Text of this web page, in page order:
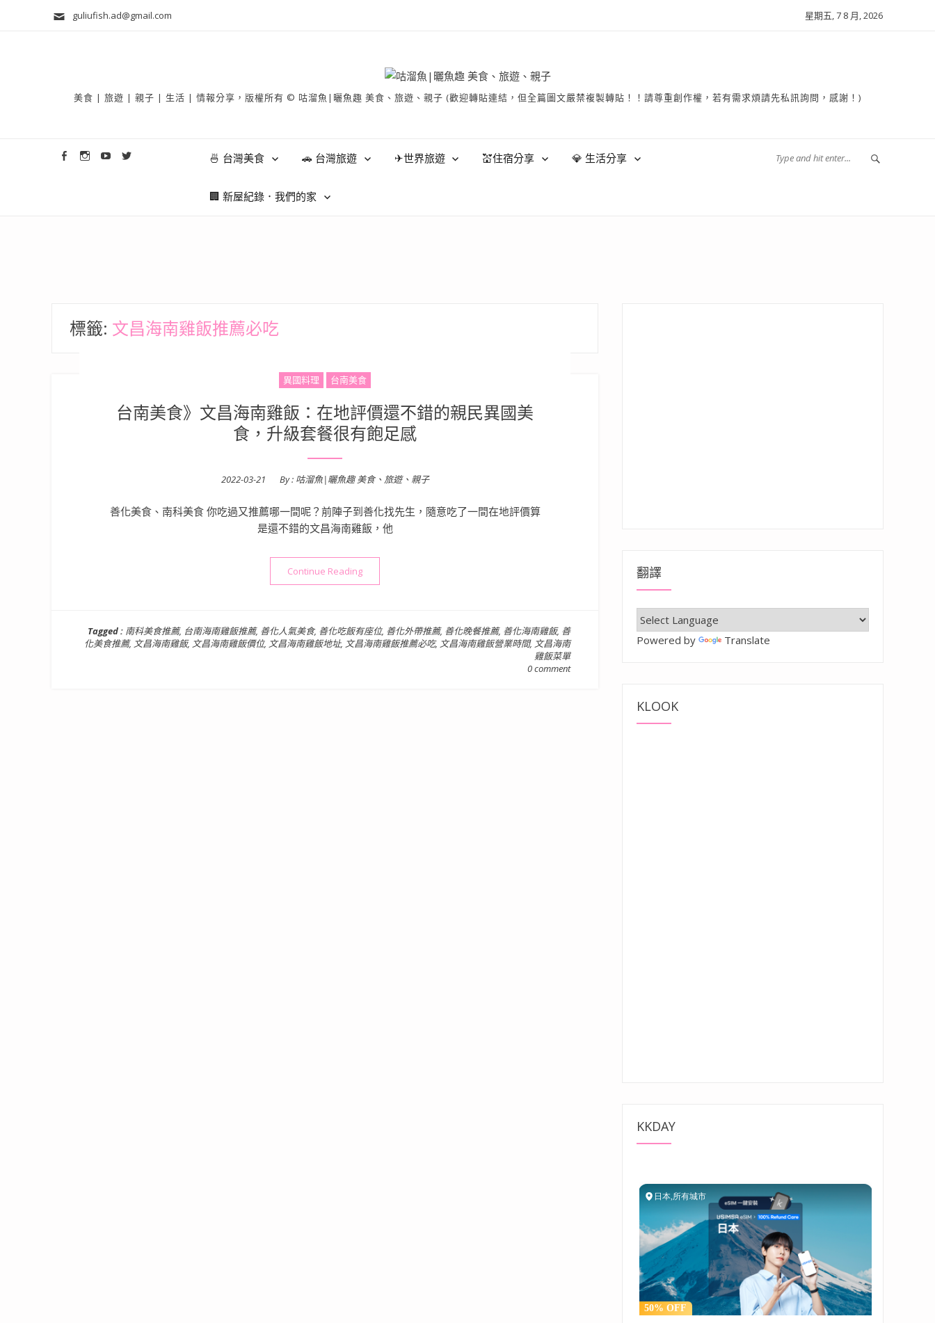
guliufish.ad@gmail.com 星期五, 7 8 月, 2026
美食 | 旅遊 | 親子 | 生活 | 情報分享，版權所有 © 咕溜魚|曬魚趣 美食、旅遊、親子 (歡迎轉貼連結，但全篇圖文嚴禁複製轉貼！！請尊重創作權，若有需求煩請先私訊詢問，感謝！)
🍜 台灣美食 🚗 台灣旅遊 ✈世界旅遊 💒住宿分享 💎 生活分享
🏢 新屋紀錄．我們的家
標籤: 文昌海南雞飯推薦必吃
異國料理 台南美食
台南美食》文昌海南雞飯：在地評價還不錯的親民異國美
食，升級套餐很有飽足感
Posted
2022-03-21 By : 咕溜魚|曬魚趣 美食、旅遊、親子
善化美食、南科美食 你吃過又推薦哪一間呢？前陣子到善化找先生，隨意吃了一間在地評價算
是還不錯的文昌海南雞飯，他
Continue Reading“台南美食》文昌海南雞飯：在地評價還不錯的親民異國美食，升級套餐很有飽足感”
Tagged : 南科美食推薦, 台南海南雞飯推薦, 善化人氣美食, 善化吃飯有座位, 善化外帶推薦, 善化晚餐推薦, 善化海南雞飯, 善
化美食推薦, 文昌海南雞飯, 文昌海南雞飯價位, 文昌海南雞飯地址, 文昌海南雞飯推薦必吃, 文昌海南雞飯營業時間, 文昌海南
雞飯菜單
0 comment
翻譯
Powered by Translate
KLOOK
KKDAY